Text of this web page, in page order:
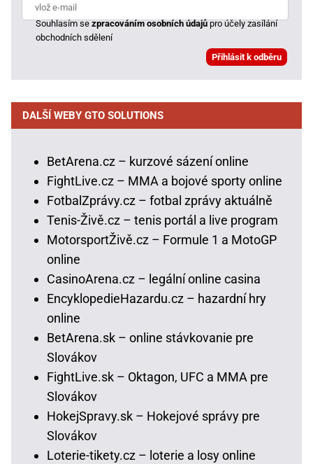
Souhlasím sezpracováním osobních údajůpro účely zasílání
obchodních sdělení
DALŠÍ WEBY GTO SOLUTIONS
BetArena.cz – kurzové sázení online
FightLive.cz – MMA a bojové sporty online
FotbalZprávy.cz – fotbal zprávy aktuálně
Tenis-Živě.cz – tenis portál a live program
MotorsportŽivě.cz – Formule 1 a MotoGP
online
CasinoArena.cz – legální online casina
EncyklopedieHazardu.cz – hazardní hry
online
BetArena.sk – online stávkovanie pre
Slovákov
FightLive.sk – Oktagon, UFC a MMA pre
Slovákov
HokejSpravy.sk – Hokejové správy pre
Slovákov
Loterie-tikety.cz – loterie a losy online